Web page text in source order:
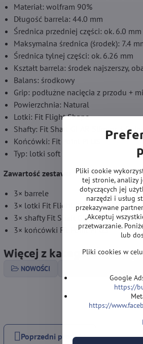
Materiał: wolfram 90%
Długość barrela: 44.0 mm
Średnica przedniej części: ok. 6.0 mm
Maksymalna średnica (środek): 7.4
Średnica tylnej części: ok. 6.26 mm
Kształt barrela: środek najszerszy,
Balans: środkowy
Grip: podłużne nacięcia z przodu +
Powierzchnia: Natural
Lotki: Fit Flight Shape
Shafty: Fit Shaft GEAR Slim nr 3
Końcówki: Fit Point PLUS
Typ: lotki soft
Zawartość zestawu
3× barrele
3× lotki Fit Flight Shape
3× shafty Fit Shaft GEAR Slim nr 3
3× końcówki Fit Point PLUS
Więcej z kategorii
NOWOŚCI
Poprzedni produkt
Pliki cookie
tej stronie, analizy
dotyczących jej
narzędzi i usług
przekazywane
„Akceptuj
przetwarzanie.
lub
Pliki cookies w
Google
https://
https://